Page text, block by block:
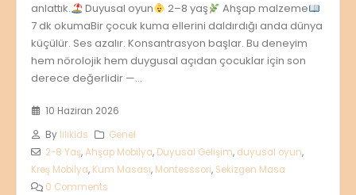
anlattık.
Duyusal oyun 2–8 yaş
Ahşap malzeme
7 dk okumaBir çocuk kuma ellerini daldırdığı anda dünya
küçülür. Ses azalır. Konsantrasyon başlar. Bu deneyim
hem nörolojik hem duygusal açıdan çocuklar için son
derece değerlidir —...
10 Haziran 2026
By lilikids
Genel
2-8 Yaş,Ahşap Mobilya, Duyusal Gelişim, duyusal oyun,
Kreş Mobilya, Kum Masası, Montesssori, Sekizgen Masa
0 Comments